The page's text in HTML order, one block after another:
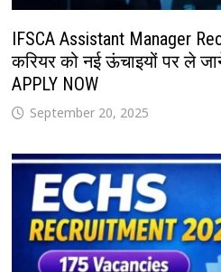
IFSCA Assistant Manager
करियर को नई ऊंचाइयों पर ले
APPLY NOW
September 20, 2025